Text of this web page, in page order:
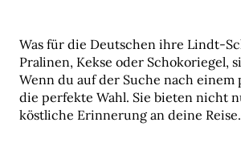
Was für die Deutschen ihre Lindt-
Pralinen, Kekse oder Schokoriegel,
Wenn du auf der Suche nach
die perfekte Wahl. Sie bieten nicht
köstliche Erinnerung an deine Reise.